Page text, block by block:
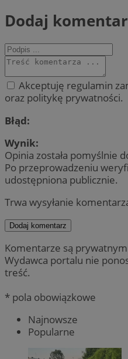
Dodaj
Akceptuję regulamin
oraz politykę prywatności.
Błąd:
Wynik:
Opinia została pomyślnie
Po przeprowadzeniu
udostępniona publicznie.
Trwa wysyłanie
Dodaj komentarz
Komentarze są
Wydawca portalu nie
treść.
* pola obowiązkowe
Najnowsze
Popularne